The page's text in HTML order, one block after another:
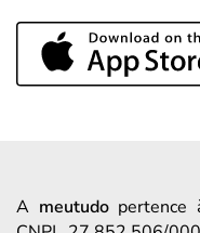
A meutudopertence